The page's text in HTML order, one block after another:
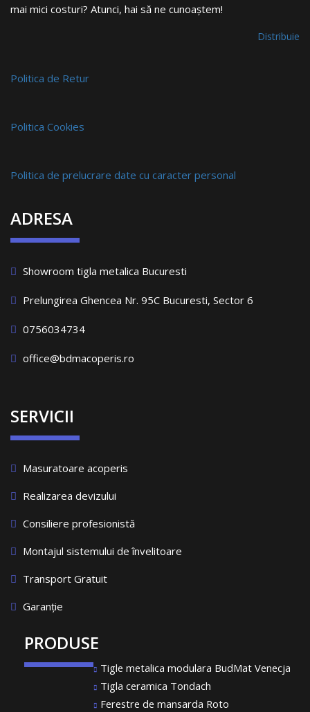
mai mici costuri? Atunci, hai să ne cunoaștem!
Distribuie
Politica de Retur
Politica Cookies
Politica de prelucrare date cu caracter personal
ADRESA
Showroom tigla metalica Bucuresti
Prelungirea Ghencea Nr. 95C Bucuresti, Sector 6
0756034734
office@bdmacoperis.ro
SERVICII
Masuratoare acoperis
Realizarea devizului
Consiliere profesionistă
Montajul sistemului de învelitoare
Transport Gratuit
Garanție
PRODUSE
Tigle metalica modulara BudMat Venecja
Tigla ceramica Tondach
Ferestre de mansarda Roto